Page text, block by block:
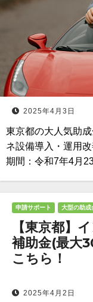
2025年4月3日
東京都の大人気助
ネ設備導入・運用
期間：令和7年4月
申請サポート 大型の助成
【東京都】
補助金(最大
こちら！
2025年4月2日